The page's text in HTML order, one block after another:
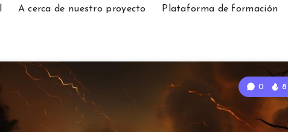
A cerca de nuestro proyecto Plataforma de formación
0 8